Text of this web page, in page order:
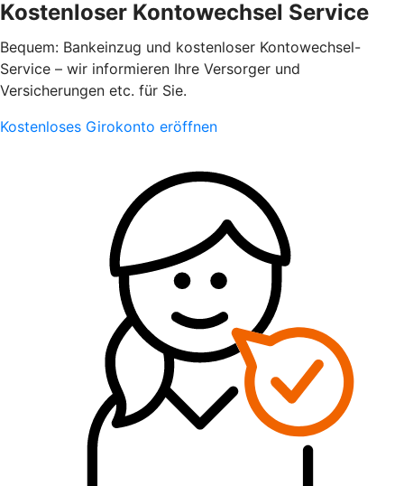
Kostenloser Kontowechsel Service
Bequem: Bankeinzug und kostenloser Kontowechsel-
Service – wir informieren Ihre Versorger und
Versicherungen etc. für Sie.
Kostenloses Girokonto eröffnen